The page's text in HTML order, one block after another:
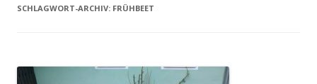
SCHLAGWORT-ARCHIV: FRÜHBEET